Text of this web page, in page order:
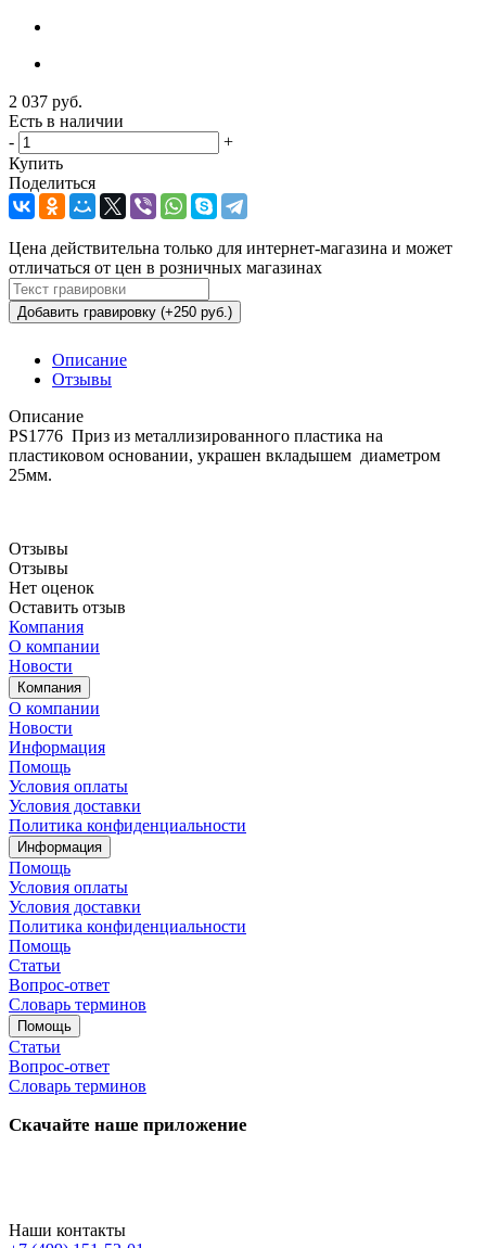
2 037 руб.
Есть в наличии
-
+
Купить
Поделиться
Цена действительна только для интернет-магазина и может
отличаться от цен в розничных магазинах
Добавить гравировку (+250 руб.)
Описание
Отзывы
Описание
PS1776 Приз из металлизированного пластика на
пластиковом основании, украшен вкладышем диаметром
25мм.
Отзывы
Отзывы
Нет оценок
Оставить отзыв
Компания
О компании
Новости
Компания
О компании
Новости
Информация
Помощь
Условия оплаты
Условия доставки
Политика конфиденциальности
Информация
Помощь
Условия оплаты
Условия доставки
Политика конфиденциальности
Помощь
Статьи
Вопрос-ответ
Словарь терминов
Помощь
Статьи
Вопрос-ответ
Словарь терминов
Скачайте наше приложение
Наши контакты